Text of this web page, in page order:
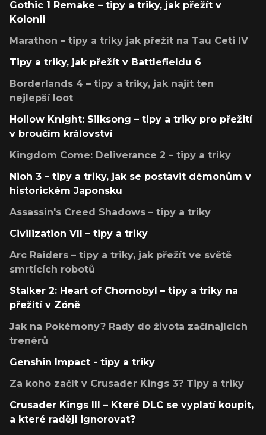
Gothic 1 Remake – tipy a triky, jak přežít v
Kolonii
Marathon – tipy a triky jak přežít na Tau Ceti IV
Tipy a triky, jak přežít v Battlefieldu 6
Borderlands 4 – tipy a triky, jak najít ten
nejlepší loot
Hollow Knight: Silksong – tipy a triky pro přežití
v broučím království
Kingdom Come: Deliverance 2 – tipy a triky
Nioh 3 – tipy a triky, jak se postavit démonům v
historickém Japonsku
Assassin's Creed Shadows – tipy a triky
Civilization VII – tipy a triky
Arc Raiders – tipy a triky, jak přežít ve světě
smrtících robotů
Stalker 2: Heart of Chornobyl – tipy a triky na
přežití v Zóně
Jak na Pokémony? Rady do života začínajících
trenérů
Genshin Impact - tipy a triky
Za koho začít v Crusader Kings 3? Tipy a triky
Crusader Kings III – Které DLC se vyplatí koupit,
a které raději ignorovat?